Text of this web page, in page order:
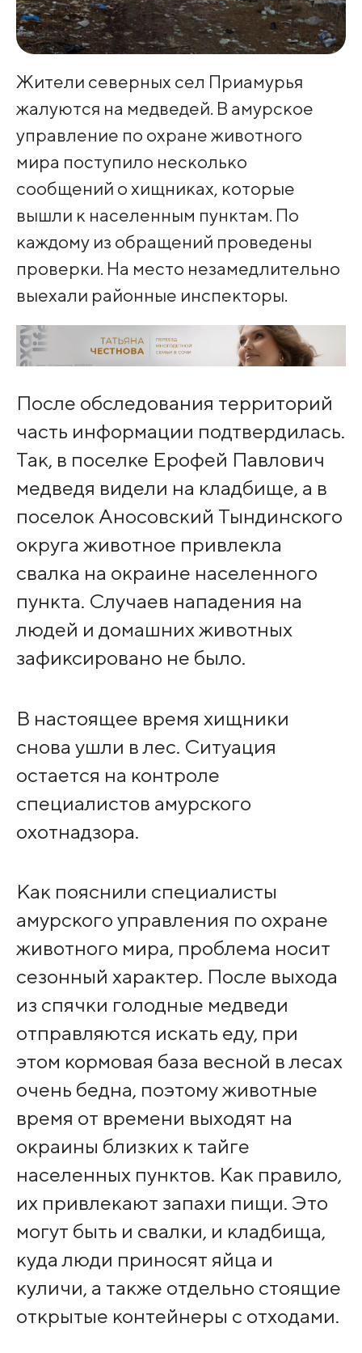
Жители северных сел Приамурья
жалуются на медведей. В амурское
управление по охране животного
мира поступило несколько
сообщений о хищниках, которые
вышли к населенным пунктам. По
каждому из обращений проведены
проверки. На место незамедлительно
выехали районные инспекторы.
После обследования территорий
часть информации подтвердилась.
Так, в поселке Ерофей Павлович
медведя видели на кладбище, а в
поселок Аносовский Тындинского
округа животное привлекла
свалка на окраине населенного
пункта. Случаев нападения на
людей и домашних животных
зафиксировано не было.
В настоящее время хищники
снова ушли в лес. Ситуация
остается на контроле
специалистов амурского
охотнадзора.
Как пояснили специалисты
амурского управления по охране
животного мира, проблема носит
сезонный характер. После выхода
из спячки голодные медведи
отправляются искать еду, при
этом кормовая база весной в лесах
очень бедна, поэтому животные
время от времени выходят на
окраины близких к тайге
населенных пунктов. Как правило,
их привлекают запахи пищи. Это
могут быть и свалки, и кладбища,
куда люди приносят яйца и
куличи, а также отдельно стоящие
открытые контейнеры с отходами.